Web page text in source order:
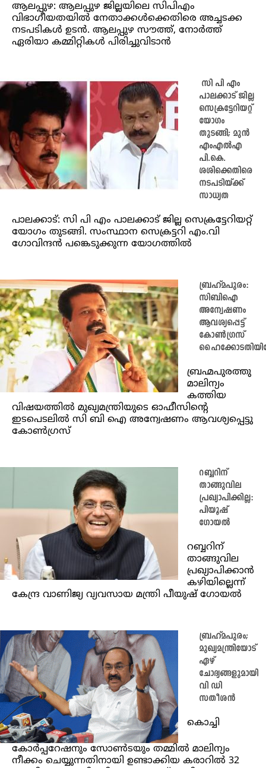
ആലപ്പുഴ: ആലപ്പുഴ ജില്ലയിലെ സിപിഎം
വിഭാഗീയതയിൽ നേതാക്കൾക്കെതിരെ അച്ചടക്ക
നടപടികൾ ഉടൻ. ആലപ്പുഴ സൗത്ത്, നോർത്ത്
ഏരിയാ കമ്മിറ്റികൾ പിരിച്ചുവിടാൻ
സി പി എം
പാലക്കാട് ജില്ല
സെക്രട്ടേറിയറ്റ്
യോഗം
തുടങ്ങി; മുൻ
എംഎൽഎ
പി.കെ.
ശശിക്കെതിരെ
നടപടിയ്ക്ക്
സാധ്യത
പാലക്കാട്: സി പി എം പാലക്കാട് ജില്ല സെക്രട്ടേറിയറ്റ്
യോഗം തുടങ്ങി. സംസ്ഥാന സെക്രട്ടറി എം.വി
ഗോവിന്ദൻ പങ്കെടുക്കുന്ന യോഗത്തിൽ
ബ്രഹ്മപുരം:
സിബിഐ
അന്വേഷണം
ആവശ്യപ്പെട്ട്
കോണ്‍ഗ്രസ്
ബ്രഹ്മപുരത്തു
മാലിന്യം
കത്തിയ
വിഷയത്തിൽ മുഖ്യമന്ത്രിയുടെ ഓഫീസിന്റെ
ഇടപെടലിൽ സി ബി ഐ അന്വേഷണം ആവശ്യപ്പെട്ടു
കോൺഗ്രസ്
റബ്ബറിന്
താങ്ങുവില
പ്രഖ്യാപിക്കില്ല:
പിയൂഷ്‌
ഗോയൽ
റബ്ബറിന്
താങ്ങുവില
പ്രഖ്യാപിക്കാൻ
കഴിയില്ലെന്ന്
കേന്ദ്ര വാണിജ്യ വ്യവസായ മന്ത്രി പീയുഷ് ഗോയൽ
ബ്രഹ്മപുരം;
മുഖ്യമന്ത്രിയോട്
ഏഴ്
ചോദ്യങ്ങളുമായി
വി ഡി
സതീശൻ
കൊച്ചി
കോർപ്പറേഷനും സോൺടയും തമ്മിൽ മാലിന്യം
നീക്കം ചെയ്യുന്നതിനായി ഉണ്ടാക്കിയ കരാറിൽ 32